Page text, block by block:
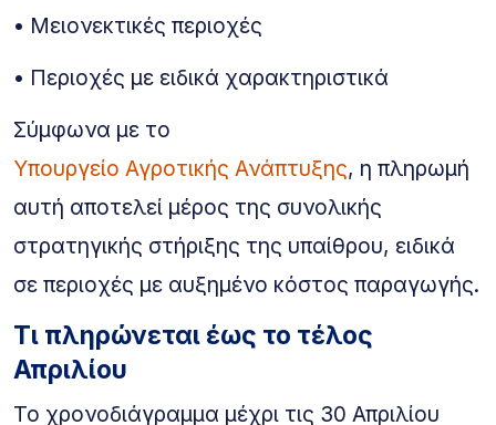
• Μειονεκτικές περιοχές
• Περιοχές με ειδικά χαρακτηριστικά
Σύμφωνα με το
Υπουργείο Αγροτικής Ανάπτυξης, η πληρωμή
αυτή αποτελεί μέρος της συνολικής
στρατηγικής στήριξης της υπαίθρου, ειδικά
σε περιοχές με αυξημένο κόστος παραγωγής.
Τι πληρώνεται έως το τέλος
Απριλίου
Το χρονοδιάγραμμα μέχρι τις 30 Απριλίου